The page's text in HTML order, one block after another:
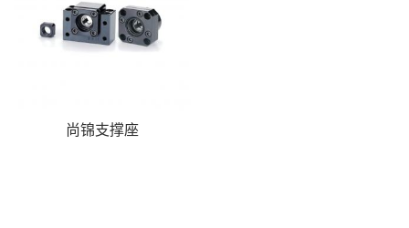
尚锦支撑座